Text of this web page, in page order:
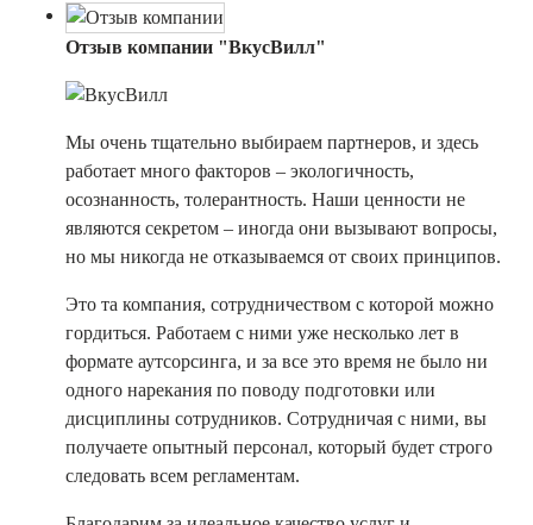
Отзыв компании "ВкусВилл"
Мы очень тщательно выбираем партнеров, и здесь
работает много факторов – экологичность,
осознанность, толерантность. Наши ценности не
являются секретом – иногда они вызывают вопросы,
но мы никогда не отказываемся от своих принципов.
Это та компания, сотрудничеством с которой можно
гордиться. Работаем с ними уже несколько лет в
формате аутсорсинга, и за все это время не было ни
одного нарекания по поводу подготовки или
дисциплины сотрудников. Сотрудничая с ними, вы
получаете опытный персонал, который будет строго
следовать всем регламентам.